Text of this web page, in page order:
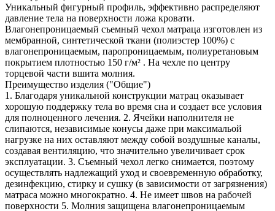
Уникальный фигурный профиль, эффективно распределяют
давление тела на поверхности ложа кровати.
Влагонепроницаемый съемный чехол матраца изготовлен из
мембранной, синтетической ткани (полиэстер 100%) с
влагонепроницаемым, паропроницаемым, полиуретановым
покрытием плотностью 150 г/м² . На чехле по центру
торцевой части вшита молния.
Преимущество изделия ("Общие")
1. Благодаря уникальной конструкции матрац оказывает
хорошую поддержку тела во время сна и создает все условия
для полноценного лечения. 2. Ячейки наполнителя не
слипаются, независимые конусы даже при максимальой
нагрузке на них оставляют между собой воздушные каналы,
создавая вентиляцию, что значительно увеличивает срок
эксплуатации. 3. Съемный чехол легко снимается, поэтому
осуществлять надлежащий уход и своевременную обработку,
дезинфекцию, стирку и сушку (в зависимости от загрязнения)
матраса можно многократно. 4. Не имеет швов на рабочей
поверхности 5. Молния защищена влагонепроницаемым